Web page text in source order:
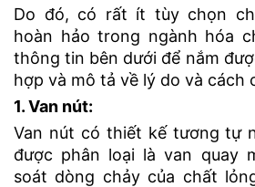
Do đó, có rất ít tùy chọn
hoàn hảo trong ngành hóa
thông tin bên dưới để nắm
hợp và mô tả về lý do và cách
1. Van nút:
Van nút có thiết kế tương tự
được phân loại là van quay
soát dòng chảy của chất